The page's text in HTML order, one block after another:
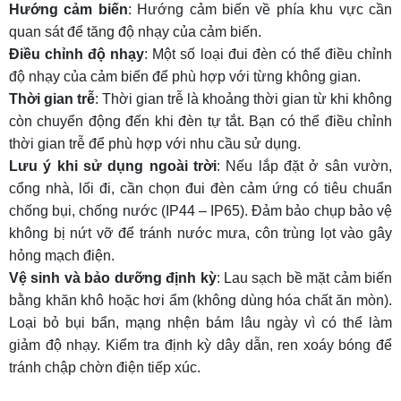
Hướng cảm biến: Hướng cảm biến về phía khu vực cần
quan sát để tăng độ nhạy của cảm biến.
Điều chỉnh độ nhạy: Một số loại đui đèn có thể điều chỉnh
độ nhạy của cảm biến để phù hợp với từng không gian.
Thời gian trễ: Thời gian trễ là khoảng thời gian từ khi không
còn chuyển động đến khi đèn tự tắt. Bạn có thể điều chỉnh
thời gian trễ để phù hợp với nhu cầu sử dụng.
Lưu ý khi sử dụng ngoài trời: Nếu lắp đặt ở sân vườn,
cổng nhà, lối đi, cần chọn đui đèn cảm ứng có tiêu chuẩn
chống bụi, chống nước (IP44 – IP65). Đảm bảo chụp bảo vệ
không bị nứt vỡ để tránh nước mưa, côn trùng lọt vào gây
hỏng mạch điện.
Vệ sinh và bảo dưỡng định kỳ: Lau sạch bề mặt cảm biến
bằng khăn khô hoặc hơi ẩm (không dùng hóa chất ăn mòn).
Loại bỏ bụi bẩn, mạng nhện bám lâu ngày vì có thể làm
giảm độ nhạy. Kiểm tra định kỳ dây dẫn, ren xoáy bóng để
tránh chập chờn điện tiếp xúc.